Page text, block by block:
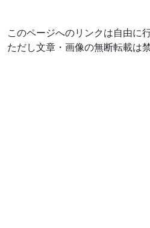
このページへのリンクは自由に
ただし文章・画像の無断転載は禁